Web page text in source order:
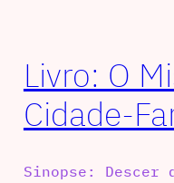
Livro: O
Cidade-
Sinopse: Descer